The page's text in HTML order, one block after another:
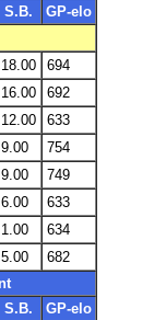
S.B.
GP-elo
18.00
694
16.00
692
12.00
633
9.00
754
9.00
749
6.00
633
1.00
634
5.00
682
S.B.
GP-elo